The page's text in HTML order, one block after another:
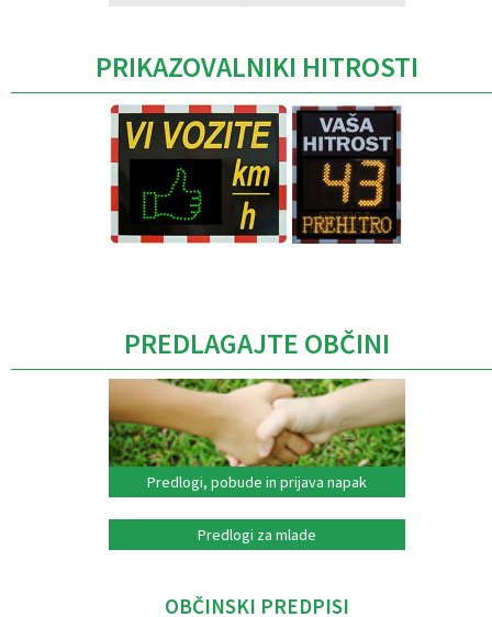
PRIKAZOVALNIKI HITROSTI
PREDLAGAJTE OBČINI
Predlogi, pobude in prijava napak
Predlogi za mlade
OBČINSKI PREDPISI